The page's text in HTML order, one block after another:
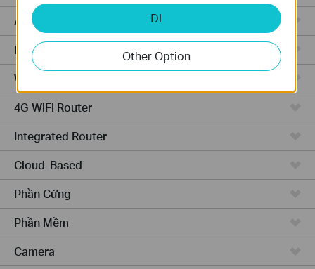
Access Plus
Router Có Dây
WiFi Router
4G WiFi Router
Integrated Router
Cloud-Based
Phần Cứng
Phần Mềm
Camera
ĐI
Other Option